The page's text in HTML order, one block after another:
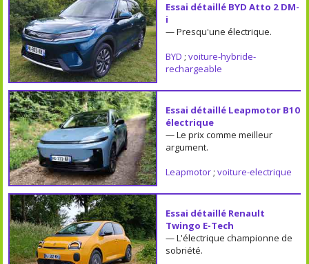
Essai détaillé BYD Atto 2 DM-
i
— Presqu'une électrique.
BYD ; voiture-hybride-
rechargeable
Essai détaillé Leapmotor B10
électrique
— Le prix comme meilleur
argument.
Leapmotor; voiture-electrique
Essai détaillé Renault
Twingo E-Tech
— L'électrique championne de
sobriété.